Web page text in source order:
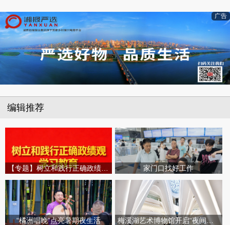
广告
编辑推荐
家门口找好工作
“橘洲唱晚”点亮暑期夜生活 梅溪湖艺术博物馆开启“夜间模式”